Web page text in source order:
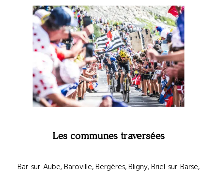
Les communes traversées
Bar-sur-Aube, Baroville, Bergères, Bligny, Briel-sur-Barse,